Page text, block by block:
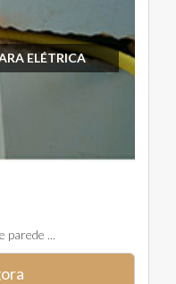
ELÉTRICA
parede ...